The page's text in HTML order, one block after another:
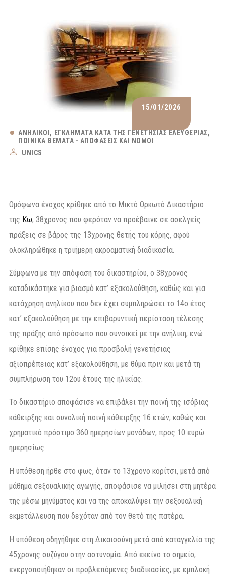
15/01/2026
ΑΝΉΛΙΚΟΙ
ΕΓΚΛΉΜΑΤΑ ΚΑΤΆ ΤΗΣ ΓΕΝΕΤΉΣΙΑΣ ΕΛΕΥΘΕΡΊΑΣ
ΠΟΙΝΙΚΆ ΘΈΜΑΤΑ - ΑΠΟΦΆΣΕΙΣ ΚΑΙ ΝΌΜΟΙ
UNICS
Ομόφωνα ένοχος κρίθηκε από το Μικτό Ορκωτό Δικαστήριο
της Κω, 38χρονος που φερόταν να προέβαινε σε ασελγείς
πράξεις σε βάρος της 13χρονης θετής του κόρης, αφού
ολοκληρώθηκε η τριήμερη ακροαματική διαδικασία.
Σύμφωνα με την απόφαση του δικαστηρίου, ο 38χρονος
καταδικάστηκε για βιασμό κατ’ εξακολούθηση, καθώς και για
κατάχρηση ανηλίκου που δεν έχει συμπληρώσει το 14ο έτος
κατ’ εξακολούθηση με την επιβαρυντική περίσταση τέλεσης
της πράξης από πρόσωπο που συνοικεί με την ανήλικη, ενώ
κρίθηκε επίσης ένοχος για προσβολή γενετήσιας
αξιοπρέπειας κατ’ εξακολούθηση, με θύμα πριν και μετά τη
συμπλήρωση του 12ου έτους της ηλικίας.
Το δικαστήριο αποφάσισε να επιβάλει την ποινή της ισόβιας
κάθειρξης και συνολική ποινή κάθειρξης 16 ετών, καθώς και
χρηματικό πρόστιμο 360 ημερησίων μονάδων, προς 10 ευρώ
ημερησίως.
Η υπόθεση ήρθε στο φως, όταν το 13χρονο κορίτσι, μετά από
μάθημα σεξουαλικής αγωγής, αποφάσισε να μιλήσει στη μητέρα
της μέσω μηνύματος και να της αποκαλύψει την σεξουαλική
εκμετάλλευση που δεχόταν από τον θετό της πατέρα.
Η υπόθεση οδηγήθηκε στη Δικαιοσύνη μετά από καταγγελία της
45χρονης συζύγου στην αστυνομία. Από εκείνο το σημείο,
ενεργοποιήθηκαν οι προβλεπόμενες διαδικασίες, με εμπλοκή